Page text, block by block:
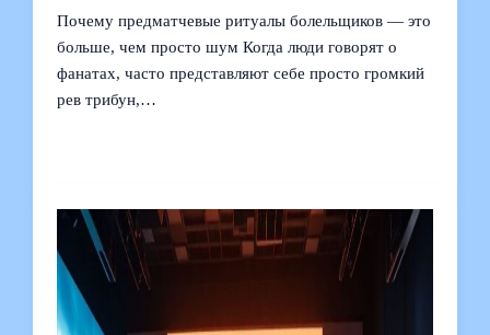
Почему предматчевые ритуалы болельщиков — это
больше, чем просто шум Когда люди говорят о
фанатах, часто представляют себе просто громкий
рев трибун,…